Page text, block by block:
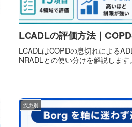
LCADLの評価方法｜
LCADLはCOPDの息切れによる
NRADLとの使い分けを解説します。
疾患別